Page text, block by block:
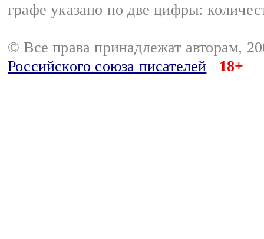
графе указано по две цифры:
© Все права принадлежат авторам,
Российского союза писателей
18+